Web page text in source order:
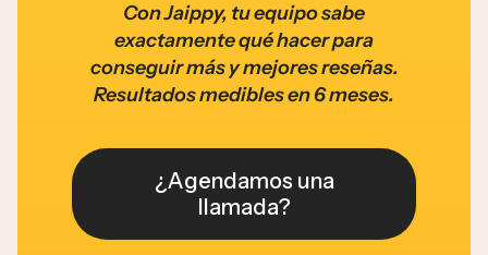
Con Jaippy, tu equipo sabe
exactamente qué hacer para
conseguir más y mejores reseñas.
Resultados medibles en 6 meses.
¿Agendamos una
llamada?